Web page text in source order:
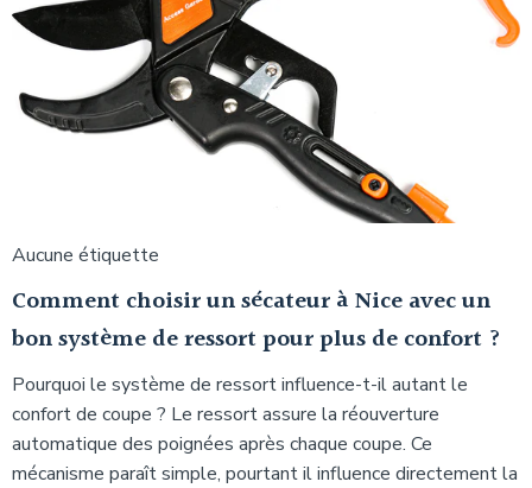
Aucune étiquette
Comment choisir un sécateur à Nice avec un
bon système de ressort pour plus de confort ?
Pourquoi le système de ressort influence-t-il autant le
confort de coupe ? Le ressort assure la réouverture
automatique des poignées après chaque coupe. Ce
mécanisme paraît simple, pourtant il influence directement la